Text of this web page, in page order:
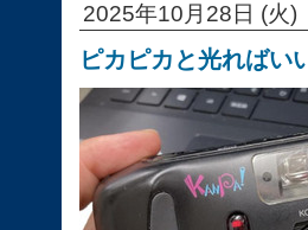
2025年10月28日 (火)
ピカピカと光ればい